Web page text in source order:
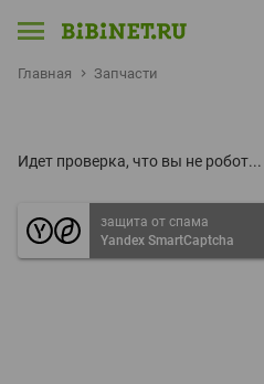
Главная Запчасти
Идет проверка, что вы не робот...
защита от спама
Yandex SmartCaptcha